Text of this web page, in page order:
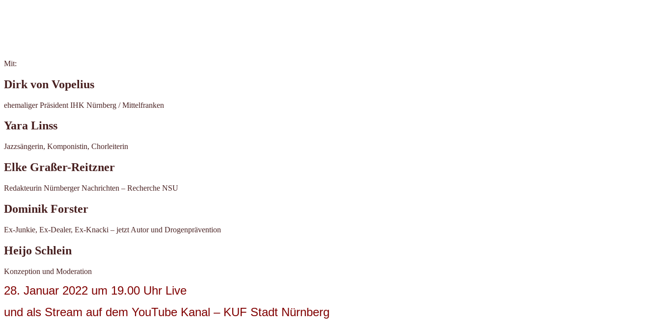
Mit:
Dirk von Vopelius
ehemaliger Präsident IHK Nürnberg / Mittelfranken
Yara Linss
Jazzsängerin, Komponistin, Chorleiterin
Elke Graßer-Reitzner
Redakteurin Nürnberger Nachrichten – Recherche NSU
Dominik Forster
Ex-Junkie, Ex-Dealer, Ex-Knacki – jetzt Autor und Drogenprävention
Heijo Schlein
Konzeption und Moderation
28. Januar 2022 um 19.00 Uhr Live
und als Stream auf dem YouTube Kanal – KUF Stadt Nürnberg